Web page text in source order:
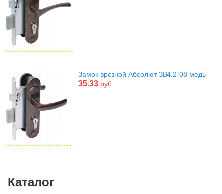
Замок врезной Абсолют ЗВ4.2-08 медь
35.33 руб.
Каталог